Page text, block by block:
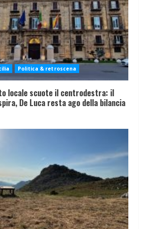
Politica & retroscena
locale scuote il centrodestra: il
De Luca resta ago della bilancia